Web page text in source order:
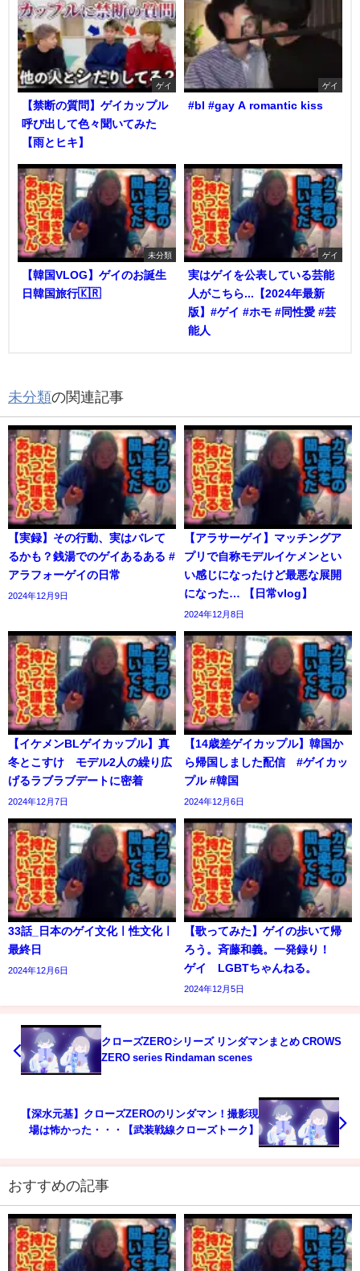
ゲイ
【禁断の質問】ゲイカップル
呼び出して色々聞いてみた
【雨とヒキ】
ゲイ
#bl #gay A romantic kiss
未分類
【韓国VLOG】ゲイのお誕生
日韓国旅行🇰🇷
ゲイ
実はゲイを公表している芸能
人がこちら...【2024年最新
版】#ゲイ #ホモ #同性愛 #芸
能人
未分類の関連記事
【実録】その行動、実はバレて
るかも？銭湯でのゲイあるある #
アラフォーゲイの日常
2024年12月9日
【アラサーゲイ】マッチングア
プリで自称モデルイケメンとい
い感じになったけど最悪な展開
になった… 【日常vlog】
2024年12月8日
【イケメンBLゲイカップル】真
冬とこすけ モデル2人の繰り広
げるラブラブデートに密着
2024年12月7日
【14歳差ゲイカップル】韓国か
ら帰国しました配信 #ゲイカッ
プル #韓国
2024年12月6日
33話_日本のゲイ文化ㅣ性文化ㅣ
最終日
2024年12月6日
【歌ってみた】ゲイの歩いて帰
ろう。斉藤和義。一発録り！
ゲイ LGBTちゃんねる。
2024年12月5日
クローズZEROシリーズ リンダマンまとめ CROWS
ZERO series Rindaman scenes
【深水元基】クローズZEROのリンダマン！撮影現
場は怖かった・・・【武装戦線クローズトーク】
おすすめの記事